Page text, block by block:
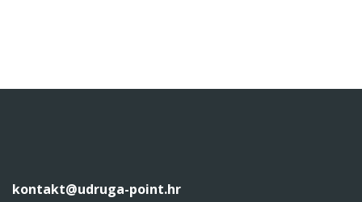
kontakt@udruga-point.hr